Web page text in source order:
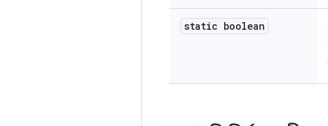
static boolean